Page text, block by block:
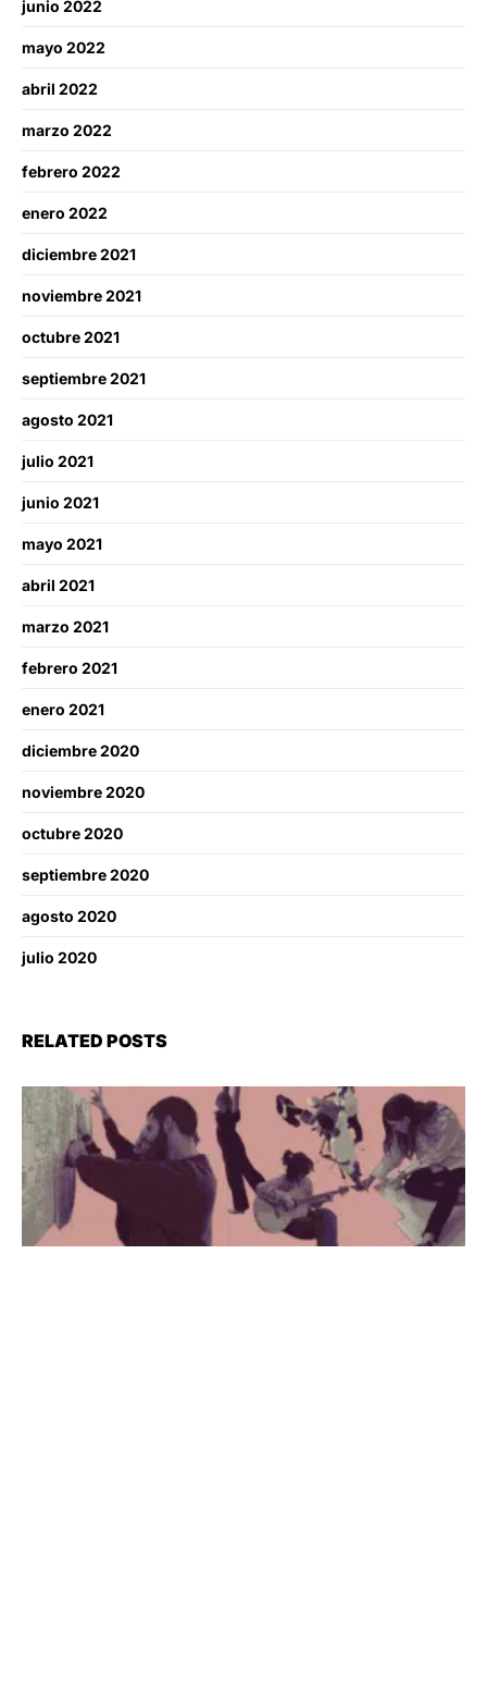
junio 2022
mayo 2022
abril 2022
marzo 2022
febrero 2022
enero 2022
diciembre 2021
noviembre 2021
octubre 2021
septiembre 2021
agosto 2021
julio 2021
junio 2021
mayo 2021
abril 2021
marzo 2021
febrero 2021
enero 2021
diciembre 2020
noviembre 2020
octubre 2020
septiembre 2020
agosto 2020
julio 2020
RELATED POSTS